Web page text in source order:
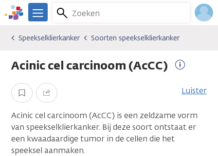
Overslaan
en
gaan
We
er
je.
Zoeken
Menu
Kankersoorten
Speekselklierkanker
Soorten speekselklierkanker
Speekselklierkanker Soorten speekselklierkanker
Acinic cel carcinoom (AcCC)
Opslaan Delen Luister
Acinic cel carcinoom (AcCC) is een zeldzame vorm
van speekselklierkanker. Bij deze soort ontstaat er
een kwaadaardige tumor in de cellen die het
speeksel aanmaken.